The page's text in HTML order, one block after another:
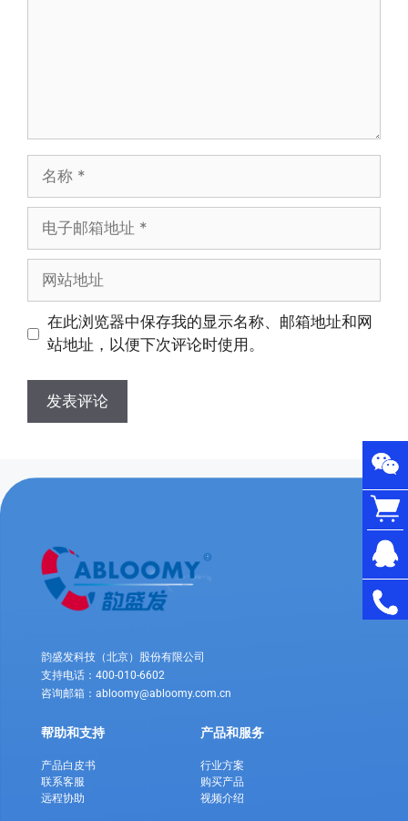
在此浏览器中保存我的显示名称、邮箱地址和网
站地址，以便下次评论时使用。
韵盛发科技（北京）股份有限公司
支持电话：400-010-6602
咨询邮箱：abloomy@abloomy.com.cn
帮助和支持
产品白皮书
联系客服
远程协助
产品和服务
行业方案
购买产品
视频介绍